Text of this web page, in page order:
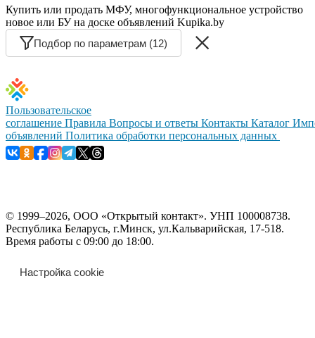
Купить или продать МФУ, многофункциональное устройство
новое или БУ на доске объявлений Kupika.by
Подбор по параметрам (12)
Пользовательское
соглашение Правила Вопросы и ответы Контакты Каталог
объявлений Политика обработки персональных данных
© 1999–2026, ООО «Открытый контакт». УНП 100008738.
Республика Беларусь, г.Минск, ул.Кальварийская, 17-518.
Время работы с 09:00 до 18:00.
Настройка cookie